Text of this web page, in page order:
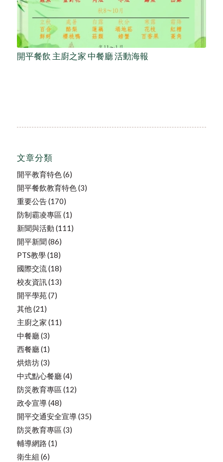
開平餐飲 主廚之家 中餐廳 活動海報
文章分類
開平教育特色(6)
開平餐飲教育特色(3)
重要公告(170)
防制霸凌專區 (1)
新聞與活動 (111)
開平新聞(86)
PTS教學(18)
國際交流(18)
校友資訊(13)
開平學苑(7)
其他(21)
主廚之家 (11)
中餐廳(3)
西餐廳(1)
烘焙坊(3)
中式點心餐廳(4)
防災教育專區 (12)
政令宣導(48)
開平交通安全宣導(35)
防災教育專區 (3)
輔導網路 (1)
衛生組 (6)